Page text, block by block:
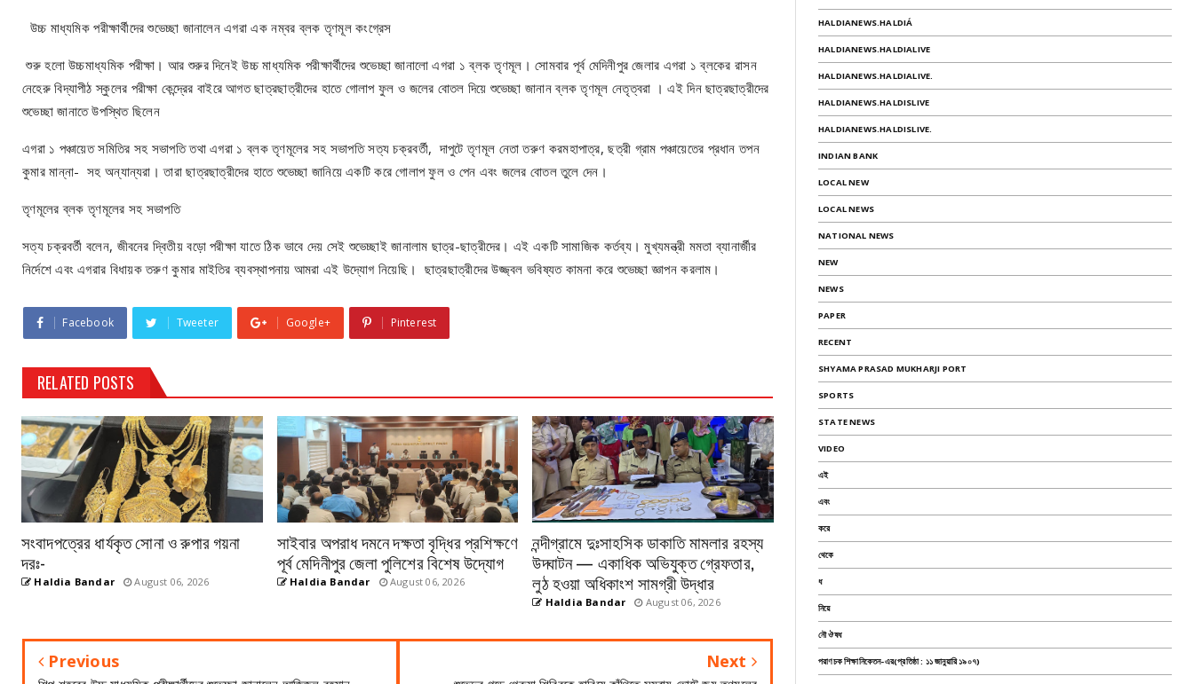
উচ্চ মাধ্যমিক পরীক্ষার্থীদের শুভেচ্ছা জানালেন এগরা এক নম্বর ব্লক তৃণমূল কংগ্রেস
শুরু হলো উচ্চমাধ্যমিক পরীক্ষা। আর শুরুর দিনেই উচ্চ মাধ্যমিক পরীক্ষার্থীদের শুভেচ্ছা জানালো এগরা ১ ব্লক তৃণমূল। সোমবার পূর্ব মেদিনীপুর জেলার এগরা ১ ব্লকের রাসন
নেহেরু বিদ্যাপীঠ স্কুলের পরীক্ষা কেন্দ্রের বাইরে আগত ছাত্রছাত্রীদের হাতে গোলাপ ফুল ও জলের বোতল দিয়ে শুভেচ্ছা জানান ব্লক তৃণমূল নেতৃত্বরা । এই দিন ছাত্রছাত্রীদের
শুভেচ্ছা জানাতে উপস্থিত ছিলেন
এগরা ১ পঞ্চায়েত সমিতির সহ সভাপতি তথা এগরা ১ ব্লক তৃণমূলের সহ সভাপতি সত্য চক্রবর্তী, দাপুটে তৃণমূল নেতা তরুণ করমহাপাত্র, ছত্রী গ্রাম পঞ্চায়েতের প্রধান তপন
কুমার মান্না- সহ অন্যান্যরা। তারা ছাত্রছাত্রীদের হাতে শুভেচ্ছা জানিয়ে একটি করে গোলাপ ফুল ও পেন এবং জলের বোতল তুলে দেন।
তৃণমূলের ব্লক তৃণমূলের সহ সভাপতি
সত্য চক্রবর্তী বলেন, জীবনের দ্বিতীয় বড়ো পরীক্ষা যাতে ঠিক ভাবে দেয় সেই শুভেচ্ছাই জানালাম ছাত্র-ছাত্রীদের। এই একটি সামাজিক কর্তব্য। মুখ্যমন্ত্রী মমতা ব্যানার্জীর
নির্দেশে এবং এগরার বিধায়ক তরুণ কুমার মাইতির ব্যবস্থাপনায় আমরা এই উদ্যোগ নিয়েছি। ছাত্রছাত্রীদের উজ্জ্বল ভবিষ্যত কামনা করে শুভেচ্ছা জ্ঞাপন করলাম।
Facebook Tweeter Google+ Pinterest
RELATED POSTS
সংবাদপত্রের ধার্যকৃত সোনা ও রুপার গয়না
দরঃ-
Haldia Bandar August 06, 2026
সাইবার অপরাধ দমনে দক্ষতা বৃদ্ধির প্রশিক্ষণে
পূর্ব মেদিনীপুর জেলা পুলিশের বিশেষ উদ্যোগ
Haldia Bandar August 06, 2026
নন্দীগ্রামে দুঃসাহসিক ডাকাতি মামলার রহস্য
উদ্ঘাটন — একাধিক অভিযুক্ত গ্রেফতার,
লুঠ হওয়া অধিকাংশ সামগ্রী উদ্ধার
Haldia Bandar August 06, 2026
Previous Next
HALDIANEWS.HALDIÁ
HALDIANEWS.HALDIALIVE
HALDIANEWS.HALDIALIVE.
HALDIANEWS.HALDISLIVE
HALDIANEWS.HALDISLIVE.
INDIAN BANK
LOCAL NEW
LOCAL NEWS
NATIONAL NEWS
NEW
NEWS
PAPER
RECENT
SHYAMA PRASAD MUKHARJI PORT
SPORTS
STATE NEWS
VIDEO
এই
এবং
করে
থেকে
ধ
নিয়ে
নৌ ঔষধ
পরাণচক শিক্ষানিকেতন-এর(প্রতিষ্ঠা : ১১ জানুয়ারি ১৯০৭)